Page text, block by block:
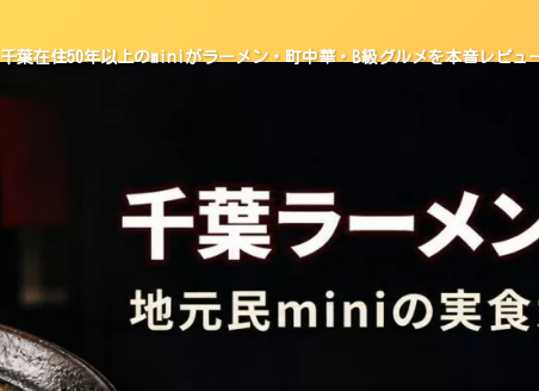
千葉在住50年以上のminiがラーメン・町中華・B級グルメを本音レビュ